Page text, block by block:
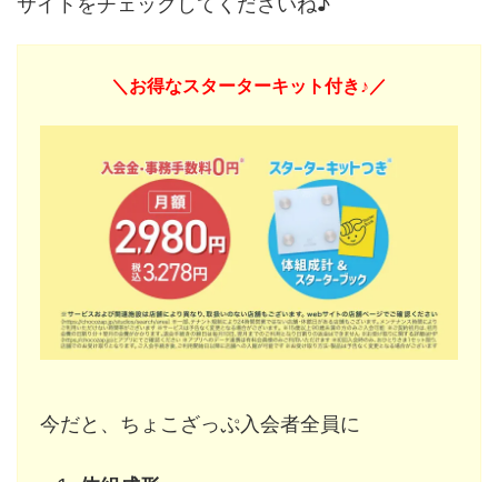
＼お得なスターターキット付き♪／
今だと、ちょこざっぷ入会者全員に